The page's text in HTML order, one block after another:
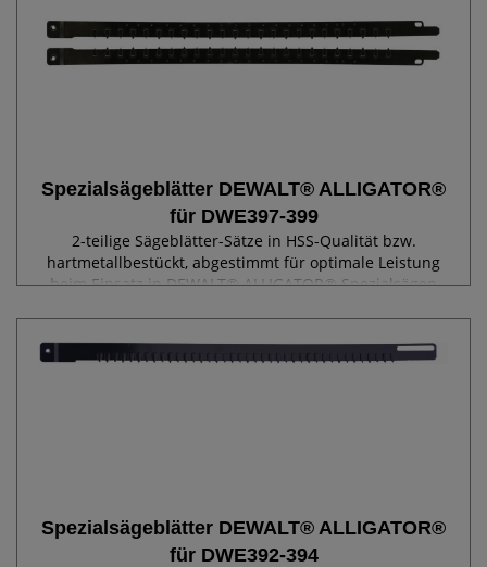
Spezialsägeblätter DEWALT® ALLIGATOR®
für DWE397-399
2-teilige Sägeblätter-Sätze in HSS-Qualität bzw.
hartmetallbestückt, abgestimmt für optimale Leistung
beim Einsatz in DEWALT® ALLIGATOR® Spezialsägen
Spezialsägeblätter DEWALT® ALLIGATOR®
für DWE392-394